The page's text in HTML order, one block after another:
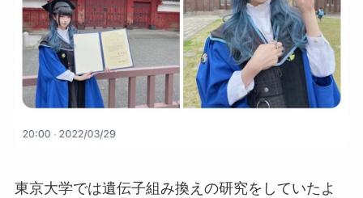
東京大学では遺伝子組み換えの研究をしていたよ